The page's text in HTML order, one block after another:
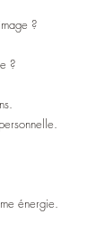
?
?
énergie.